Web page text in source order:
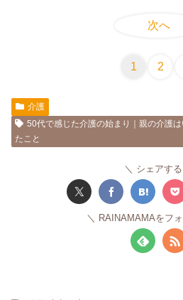
次へ
1 2
介護
50代で感じた介護の始まり｜親の介護
たこと
シェアする
RAINAMAMAをフ